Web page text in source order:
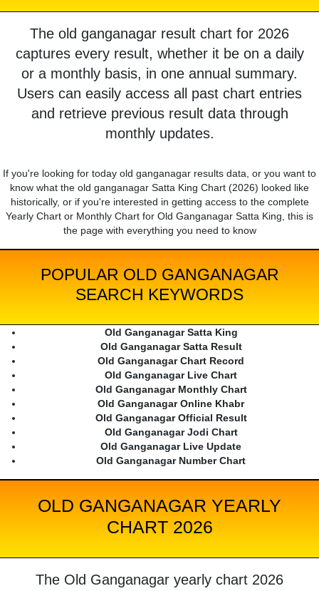
The old ganganagar result chart for 2026
captures every result, whether it be on a daily
or a monthly basis, in one annual summary.
Users can easily access all past chart entries
and retrieve previous result data through
monthly updates.
If you're looking for today old ganganagar results data, or you want to
know what the old ganganagar Satta King Chart (2026) looked like
historically, or if you're interested in getting access to the complete
Yearly Chart or Monthly Chart for Old Ganganagar Satta King, this is
the page with everything you need to know
POPULAR OLD GANGANAGAR
SEARCH KEYWORDS
Old Ganganagar Satta King
Old Ganganagar Satta Result
Old Ganganagar Chart Record
Old Ganganagar Live Chart
Old Ganganagar Monthly Chart
Old Ganganagar Online Khabr
Old Ganganagar Official Result
Old Ganganagar Jodi Chart
Old Ganganagar Live Update
Old Ganganagar Number Chart
OLD GANGANAGAR YEARLY
CHART 2026
The Old Ganganagar yearly chart 2026